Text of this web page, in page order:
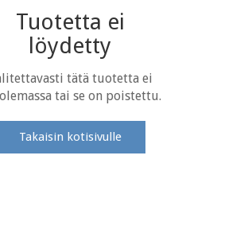
Tuotetta ei
löydetty
tätä tuotetta ei
tai se on poistettu.
Takaisin kotisivulle